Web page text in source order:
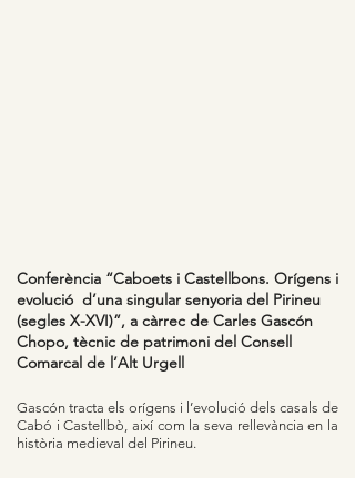
Conferència “Caboets i Castellbons. Orígens i
evolució d’una singular senyoria del Pirineu
(segles X-XVI)”, a càrrec de Carles Gascón
Chopo, tècnic de patrimoni del Consell
Comarcal de l’Alt Urgell
Gascón tracta els orígens i l’evolució dels casals de
Cabó i Castellbò, així com la seva rellevància en la
història medieval del Pirineu.